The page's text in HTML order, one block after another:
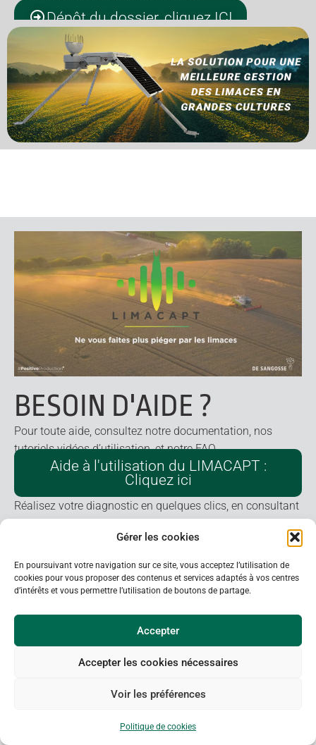
Gérer les cookies
En poursuivant votre navigation sur ce site, vous acceptez l’utilisation de
cookies pour vous proposer des contenus et services adaptés à vos centres
d’intérêts et vous permettre l’utilisation de boutons de partage.
Accepter
Accepter les cookies nécessaires
Voir les préférences
Politique de cookies
Dépôt du dossier, cliquez ICI
BESOIN D'AIDE ?
Pour toute aide, consultez notre documentation, nos
tutoriels vidéos d’utilisation, et notre FAQ
Aide à l'utilisation du LIMACAPT :
Cliquez ici
Réalisez votre diagnostic en quelques clics, en consultant
notre SAV
Vous êtes en panne avec votre
VU DANS LA PRESSE